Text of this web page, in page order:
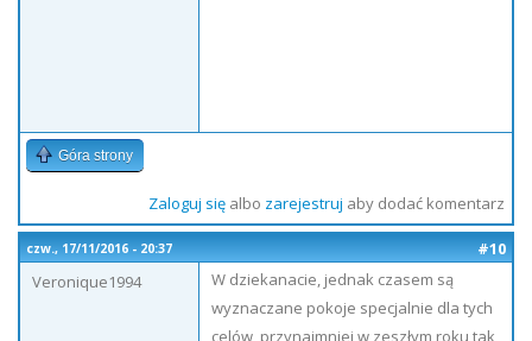
Góra strony
Zaloguj sięalbo zarejestruj aby dodać komentarz
czw., 17/11/2016 - 20:37
#10
Veronique1994
W dziekanacie, jednak czasem są
wyznaczane pokoje specjalnie dla tych
celów, przynajmniej w zeszłym roku tak